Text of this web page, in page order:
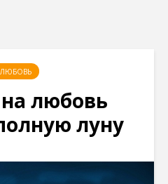
любовь
луну